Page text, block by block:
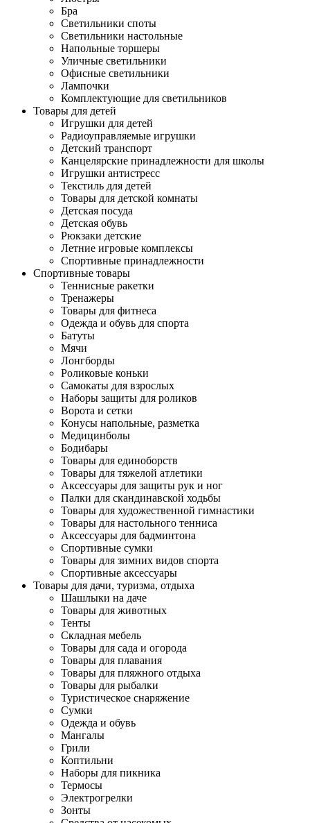
Бра
Светильники споты
Светильники настольные
Напольные торшеры
Уличные светильники
Офисные светильники
Лампочки
Комплектующие для светильников
Товары для детей
Игрушки для детей
Радиоуправляемые игрушки
Детский транспорт
Канцелярские принадлежности для школы
Игрушки антистресс
Текстиль для детей
Товары для детской комнаты
Детская посуда
Детская обувь
Рюкзаки детские
Летние игровые комплексы
Спортивные принадлежности
Спортивные товары
Теннисные ракетки
Тренажеры
Товары для фитнеса
Одежда и обувь для спорта
Батуты
Мячи
Лонгборды
Роликовые коньки
Самокаты для взрослых
Наборы защиты для роликов
Ворота и сетки
Конусы напольные, разметка
Медицинболы
Бодибары
Товары для единоборств
Товары для тяжелой атлетики
Аксессуары для защиты рук и ног
Палки для скандинавской ходьбы
Товары для художественной гимнастики
Товары для настольного тенниса
Аксессуары для бадминтона
Спортивные сумки
Товары для зимних видов спорта
Спортивные аксессуары
Товары для дачи, туризма, отдыха
Шашлыки на даче
Товары для животных
Тенты
Складная мебель
Товары для сада и огорода
Товары для плавания
Товары для пляжного отдыха
Товары для рыбалки
Туристическое снаряжение
Сумки
Одежда и обувь
Мангалы
Грили
Коптильни
Наборы для пикника
Термосы
Электрогрелки
Зонты